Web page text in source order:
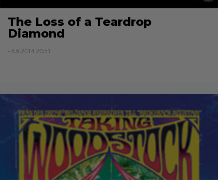
The Loss of a Teardrop
Diamond
- 8.6.2014 20:51